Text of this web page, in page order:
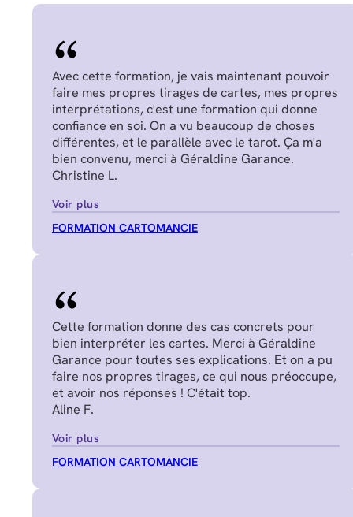
Avec cette formation, je vais maintenant pouvoir
faire mes propres tirages de cartes, mes propres
interprétations, c'est une formation qui donne
confiance en soi. On a vu beaucoup de choses
différentes, et le parallèle avec le tarot. Ça m'a
bien convenu, merci à Géraldine Garance.
Christine L.
Voir plus
FORMATION CARTOMANCIE
Cette formation donne des cas concrets pour
bien interpréter les cartes. Merci à Géraldine
Garance pour toutes ses explications. Et on a pu
faire nos propres tirages, ce qui nous préoccupe,
et avoir nos réponses ! C'était top.
Aline F.
Voir plus
FORMATION CARTOMANCIE